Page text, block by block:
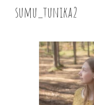
sumu_tunika2